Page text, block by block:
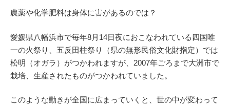
農薬や化学肥料は身体に害があるのでは？
愛媛県八幡浜市で毎年8月14日夜におこなわれている四国唯
一の火祭り、五反田柱祭り（県の無形民俗文化財指定）では
松明（オガラ）がつかわれますが、2007年ごろまで大洲市で
栽培、生産されたものがつかわれていました。
このような動きが全国に広まっていくと、世の中が変わって